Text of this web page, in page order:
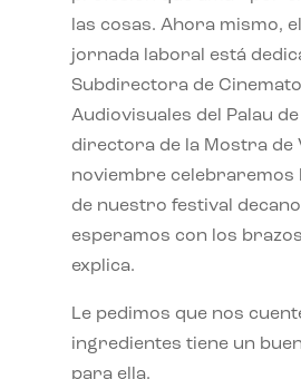
las cosas. Ahora mismo,
jornada laboral está
Subdirectora de
Audiovisuales del Palau
directora de la Mostra de
noviembre celebraremos
de nuestro festival
esperamos con los
explica.
Le pedimos que nos
ingredientes tiene un
para ella.